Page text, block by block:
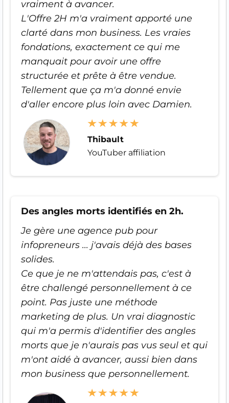
vraiment à avancer.
L'Offre 2H m'a vraiment apporté une
clarté dans mon business. Les vraies
fondations, exactement ce qui me
manquait pour avoir une offre
structurée et prête à être vendue.
Tellement que ça m'a donné envie
d'aller encore plus loin avec Damien.
Thibault
YouTuber affiliation
Des angles morts identifiés en 2h.
Je gère une agence pub pour
infopreneurs ... j'avais déjà des bases
solides.
Ce que je ne m'attendais pas, c'est à
être challengé personnellement à ce
point. Pas juste une méthode
marketing de plus. Un vrai diagnostic
qui m'a permis d'identifier des angles
morts que je n'aurais pas vus seul et qui
m'ont aidé à avancer, aussi bien dans
mon business que personnellement.